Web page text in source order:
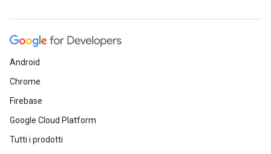
Android
Chrome
Firebase
Google Cloud Platform
Tutti i prodotti